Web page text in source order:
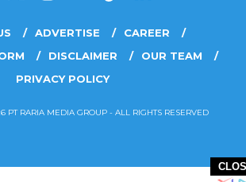
ADVERTISE
CAREER
DISCLAIMER
OUR TEAM
PRIVACY POLICY
PT RARIA MEDIA GROUP - ALL RIGHTS RESERVED